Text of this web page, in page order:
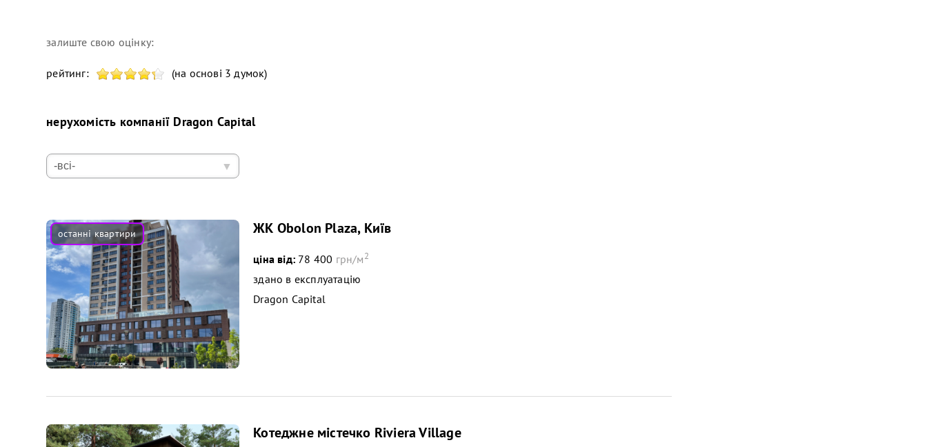
залиште свою оцінку:
рейтинг: (на основі 3 думок)
нерухомість компанії Dragon Capital
ЖК Obolon Plaza, Київ
ціна від: 78 400 грн/м2
здано в експлуатацію
Dragon Capital
Котеджне містечко Riviera Village